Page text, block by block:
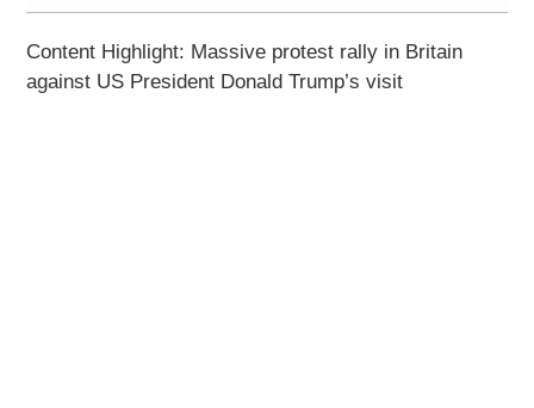
Content Highlight: Massive protest rally in Britain
against US President Donald Trump’s visit